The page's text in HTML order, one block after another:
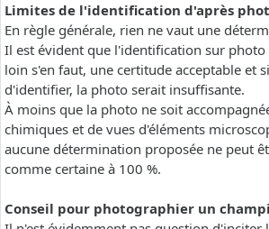
Limites de l'identification d'après
En règle générale, rien ne vaut une
Il est évident que l'identification sur
loin s'en faut, une certitude acceptable et
d'identifier, la photo serait insuffisante.
À moins que la photo ne soit
chimiques et de vues d'éléments
aucune détermination proposée ne peut
comme certaine à 100 %.
Conseil pour photographier un